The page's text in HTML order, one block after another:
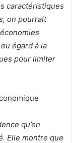
caractéristiques
on pourrait
égard à la
pour limiter
qu’en
Elle montre que